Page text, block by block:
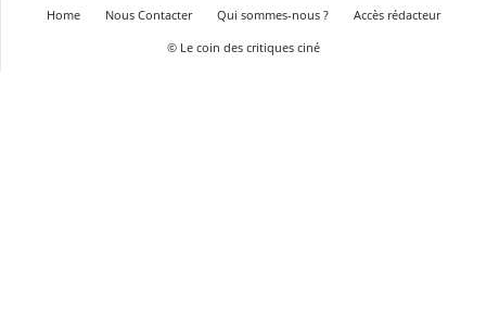
Home Nous Contacter Qui sommes-nous ?
Accès rédacteur
© Le coin des critiques ciné